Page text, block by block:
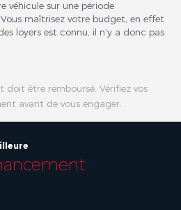
véhicule sur une période
maîtrisez votre budget, en effet
loyers est connu, il n’y a donc pas
doit être remboursé. Vérifiez vos
avant de vous engager.